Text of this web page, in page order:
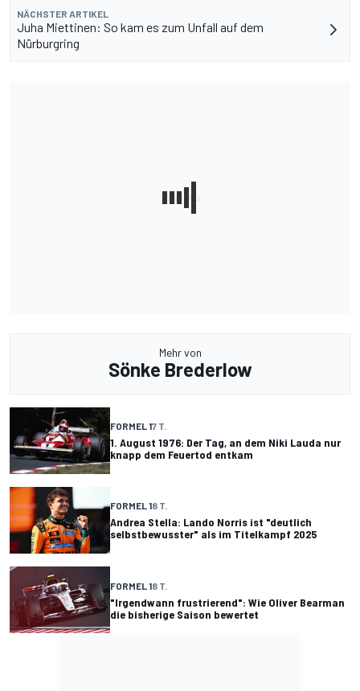
NÄCHSTER ARTIKEL
Juha Miettinen: So kam es zum Unfall auf dem
Nürburgring
Mehr von
Sönke Brederlow
FORMEL 17 T.
1. August 1976: Der Tag, an dem Niki Lauda nur
knapp dem Feuertod entkam
FORMEL 18 T.
Andrea Stella: Lando Norris ist "deutlich
selbstbewusster" als im Titelkampf 2025
FORMEL 18 T.
"Irgendwann frustrierend": Wie Oliver Bearman
die bisherige Saison bewertet